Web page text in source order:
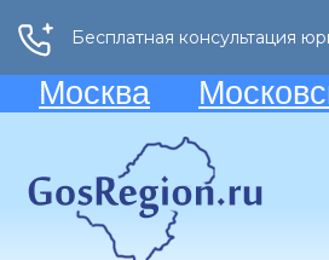
Москва